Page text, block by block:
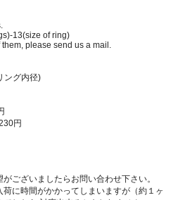
13(size of ring)
please send us a mail.
ング内径)
円
ございましたらお問い合わせ下さい。
に時間がかかってしまいますが（約１ヶ